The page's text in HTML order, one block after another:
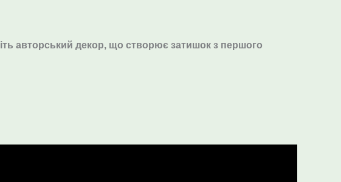
авторський декор, що створює затишок з першого